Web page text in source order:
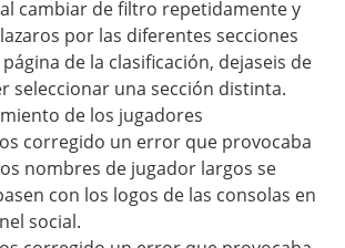
cambiar de filtro repetidamente y
por las diferentes secciones
página de la clasificación, dejaseis de
seleccionar una sección distinta.
de los jugadores
corregido un error que provocaba
nombres de jugador largos se
con los logos de las consolas en
social.